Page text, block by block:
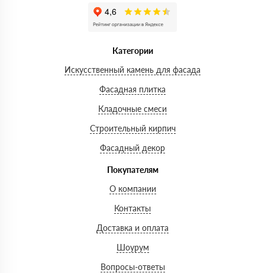
Категории
Искусственный камень для фасада
Фасадная плитка
Кладочные смеси
Строительный кирпич
Фасадный декор
Покупателям
О компании
Контакты
Доставка и оплата
Шоурум
Вопросы-ответы